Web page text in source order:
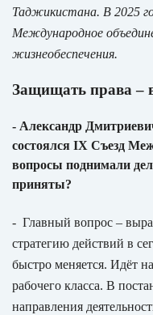
Таджикистана. В 2025
Международное
жизнеобеспечения.
Защищать права –
- Александр
состоялся IX Съезд
вопросы поднимали
приняты?
- Главный вопрос –
стратегию действий в
быстро меняется. Идёт
рабочего класса. В
направления